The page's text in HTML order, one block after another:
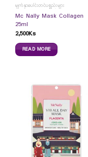
မျက်နှာပေါင်းတင်ပစ္စည်းများ
Mc Nally Mask Collagen
25ml
2,500Ks
READ MORE